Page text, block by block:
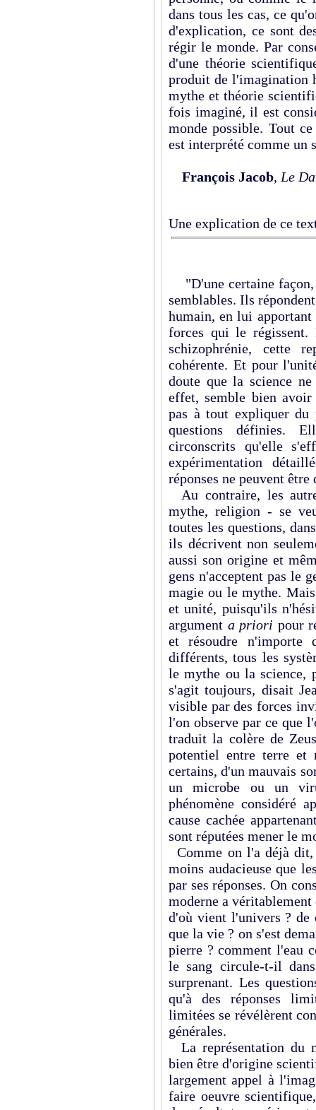
dans tous les cas, ce
d'explication, ce sont
régir le monde. Par
d'une théorie
produit de l'imagination
mythe et théorie
fois imaginé, il est
monde possible. Tout
est interprété comme
François Jacob, Le
Une explication de ce
"D'une certaine façon,
semblables. Ils
humain, en lui apportant
forces qui le régissent.
schizophrénie, cette
cohérente. Et pour
doute que la science
effet, semble bien
pas à tout expliquer
questions définies.
circonscrits qu'elle
expérimentation
réponses ne peuvent
Au contraire, les
mythe, religion - se
toutes les questions,
ils décrivent non
aussi son origine et
gens n'acceptent pas le
magie ou le mythe.
et unité, puisqu'ils
argument a priori pour
et résoudre
différents, tous les
le mythe ou la science,
s'agit toujours, disait
visible par des forces
l'on observe par ce que
traduit la colère de
potentiel entre terre et
certains, d'un mauvais
un microbe ou un
phénomène considéré
cause cachée
sont réputées mener le
Comme on l'a déjà
moins audacieuse que
par ses réponses. On
moderne a véritablement
d'où vient l'univers ? de
que la vie ? on s'est
pierre ? comment l'eau
le sang circule-t-il
surprenant. Les
qu'à des réponses
limitées se révélèrent
générales.
La représentation du
bien être d'origine
largement appel à
faire oeuvre